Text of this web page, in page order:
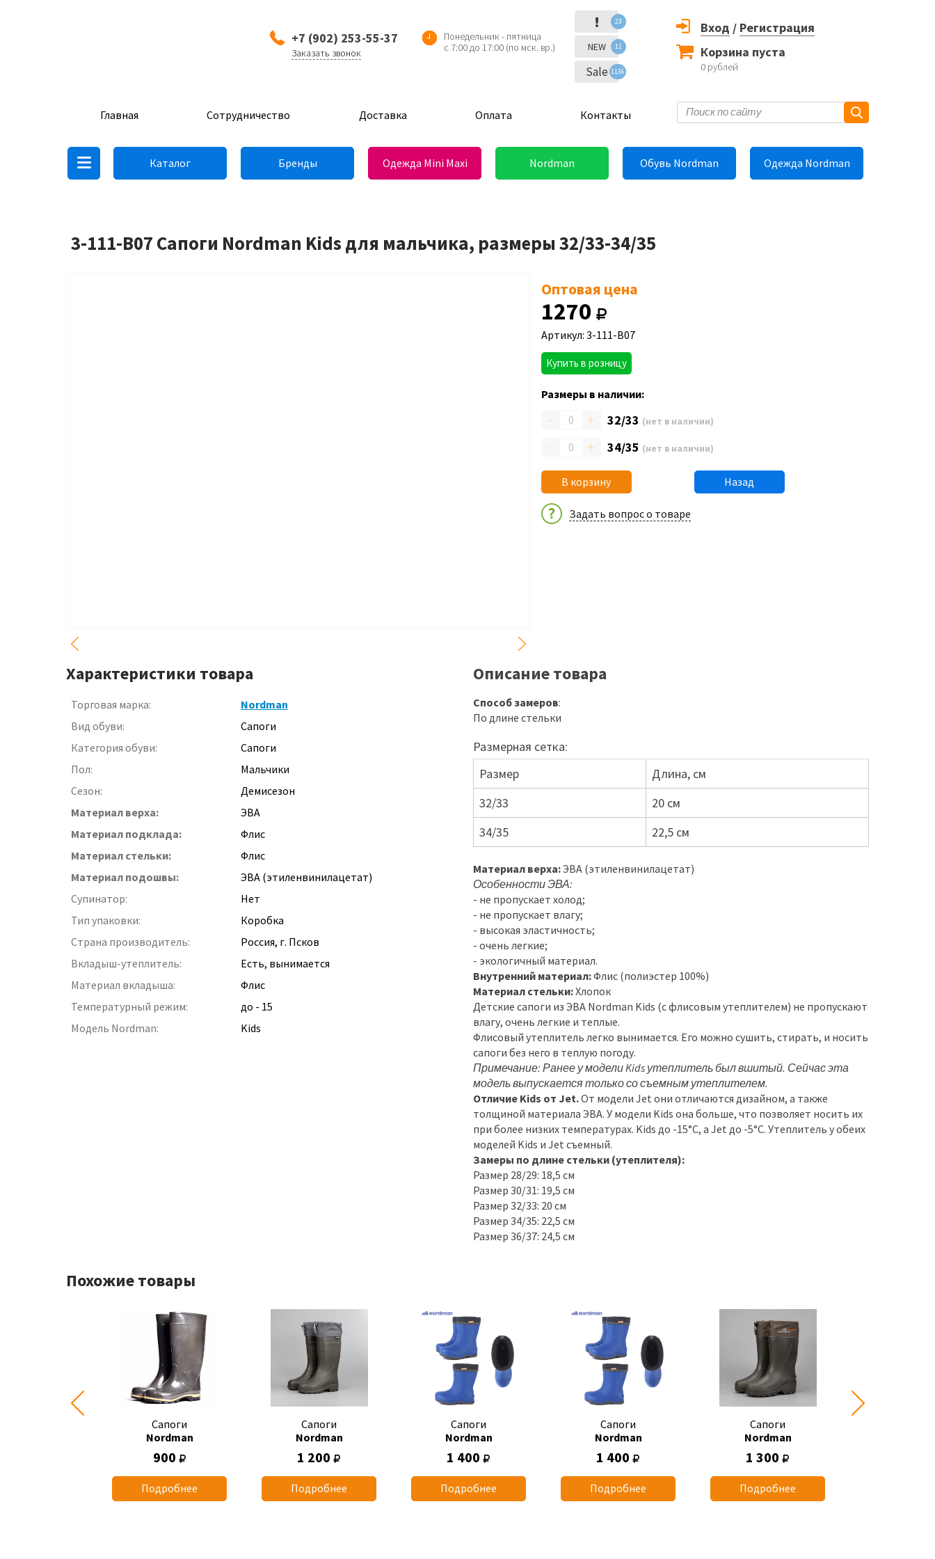
+7 (902) 253-55-37
Заказать звонок
Понедельник - пятница
с 7:00 до 17:00 (по мск. вр.)
! 23
NEW 11
Sale 1136
Вход / Регистрация
Корзина пуста
0 рублей
Главная Сотрудничество Доставка Оплата Контакты
Каталог Бренды Одежда Mini Maxi Nordman Обувь Nordman Одежда Nordman
3-111-B07 Сапоги Nordman Kids для мальчика, размеры 32/33-34/35
Оптовая цена
1270
Артикул: 3-111-B07
Купить в розницу
Размеры в наличии:
– + 32/33 (нет в наличии)
– + 34/35 (нет в наличии)
В корзину Назад
Задать вопрос о товаре
Характеристики товара
Торговая марка:
Nordman
Вид обуви:
Сапоги
Категория обуви:
Сапоги
Пол:
Мальчики
Сезон:
Демисезон
Материал верха:
ЭВА
Материал подклада:
Флис
Материал стельки:
Флис
Материал подошвы:
ЭВА (этиленвинилацетат)
Супинатор:
Нет
Тип упаковки:
Коробка
Страна производитель:
Россия, г. Псков
Вкладыш-утеплитель:
Есть, вынимается
Материал вкладыша:
Флис
Температурный режим:
до - 15
Модель Nordman:
Kids
Описание товара
Способ замеров:
По длине стельки
Размерная сетка:
Размер
Длина, см
32/33
20 см
34/35
22,5 см
Материал верха:ЭВА (этиленвинилацетат)
Особенности ЭВА:
- не пропускает холод;
- не пропускает влагу;
- высокая эластичность;
- очень легкие;
- экологичный материал.
Внутренний материал:Флис (полиэстер 100%)
Материал стельки:Хлопок
Детские сапоги из ЭВА Nordman Kids (с флисовым утеплителем) не пропускают
влагу, очень легкие и теплые.
Флисовый утеплитель легко вынимается. Его можно сушить, стирать, и носить
сапоги без него в теплую погоду.
Примечание: Ранее у модели Kids утеплитель был вшитый. Сейчас эта
модель выпускается только со съемным утеплителем.
Отличие Kids от Jet.От модели Jet они отличаются дизайном, а также
толщиной материала ЭВА. У модели Kids она больше, что позволяет носить их
при более низких температурах. Kids до -15°C, а Jet до -5°C. Утеплитель у обеих
моделей Kids и Jet съемный.
Замеры по длине стельки (утеплителя):
Размер 28/29: 18,5 см
Размер 30/31: 19,5 см
Размер 32/33: 20 см
Размер 34/35: 22,5 см
Размер 36/37: 24,5 см
Похожие товары
Сапоги
Nordman
900
Подробнее
Сапоги
Nordman
1 200
Подробнее
Сапоги
Nordman
1 400
Подробнее
Сапоги
Nordman
1 400
Подробнее
Сапоги
Nordman
1 300
Подробнее